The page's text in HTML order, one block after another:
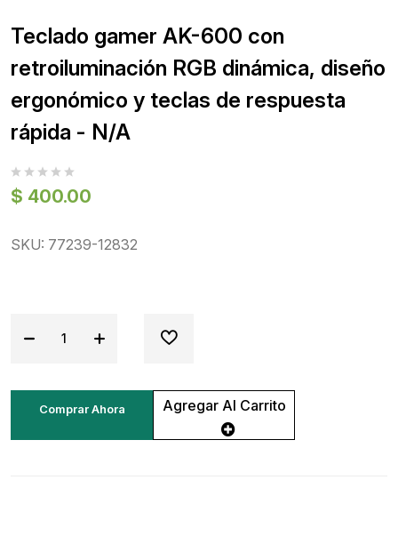
Teclado gamer AK-600 con
retroiluminación RGB dinámica, diseño
ergonómico y teclas de respuesta
rápida - N/A
$ 400.00
SKU: 77239-12832
Comprar Ahora Agregar Al Carrito